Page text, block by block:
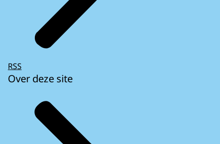
RSS
Over deze site